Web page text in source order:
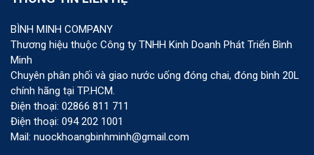
BÌNH MINH COMPANY
Thương hiệu thuộc Công ty TNHH Kinh Doanh Phát Triển Bình
Minh
Chuyên phân phối và giao nước uống đóng chai, đóng bình 20L
chính hãng tại TP.HCM.
Điện thoại: 02866 811 711
Điện thoại: 094 202 1001
Mail: nuockhoangbinhminh@gmail.com